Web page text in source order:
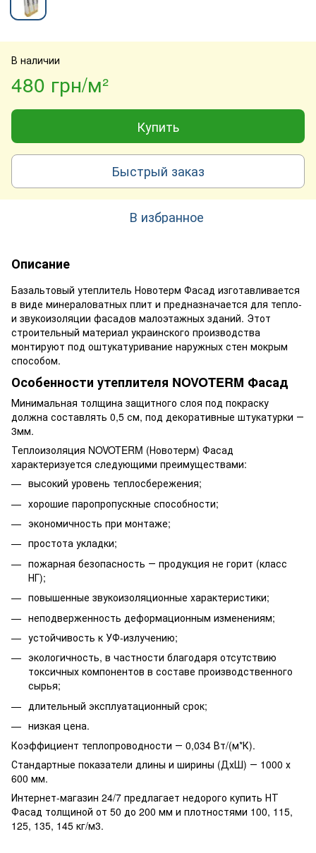
В наличии
480 грн/м²
Купить
Быстрый заказ
В избранное
Описание
Базальтовый утеплитель Новотерм Фасад изготавливается
в виде минераловатных плит и предназначается для тепло-
и звукоизоляции фасадов малоэтажных зданий. Этот
строительный материал украинского производства
монтируют под оштукатуривание наружных стен мокрым
способом.
Особенности утеплителя NOVOTERM Фасад
Минимальная толщина защитного слоя под покраску
должна составлять 0,5 см, под декоративные штукатурки ―
3мм.
Теплоизоляция NOVOTERM (Новотерм) Фасад
характеризуется следующими преимуществами:
высокий уровень теплосбережения;
хорошие паропропускные способности;
экономичность при монтаже;
простота укладки;
пожарная безопасность ― продукция не горит (класс
НГ);
повышенные звукоизоляционные характеристики;
неподверженность деформационным изменениям;
устойчивость к УФ-излучению;
экологичность, в частности благодаря отсутствию
токсичных компонентов в составе производственного
сырья;
длительный эксплуатационный срок;
низкая цена.
Коэффициент теплопроводности ― 0,034 Вт/(м*К).
Стандартные показатели длины и ширины (ДхШ) ― 1000 х
600 мм.
Интернет-магазин 24/7 предлагает недорого купить НТ
Фасад толщиной от 50 до 200 мм и плотностями 100, 115,
125, 135, 145 кг/м3.